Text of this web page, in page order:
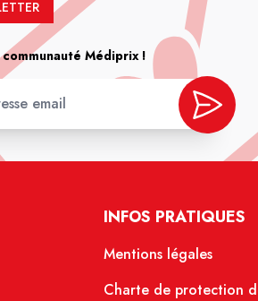
Médiprix !
INFOS PRATIQUES
Mentions légales
Charte de protection